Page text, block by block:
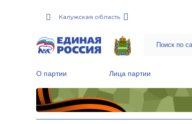
Калужская область
О партии Лица партии